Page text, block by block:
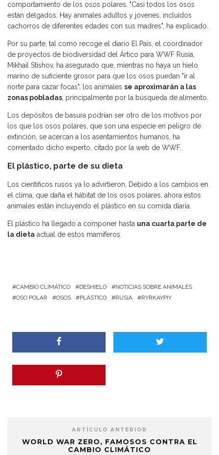
comportamiento de los osos polares. "Casi todos los osos
están delgados. Hay animales adultos y jóvenes, incluidos
cachorros de diferentes edades con sus madres", ha explicado.
Por su parte, tal como recoge el diario El País, el coordinador
de proyectos de biodiversidad del Ártico para WWF Rusia,
Mikhail Stishov, ha asegurado que, mientras no haya un hielo
marino de suficiente grosor para que los osos puedan "ir al
norte para cazar focas", los animales se aproximarán a las
zonas pobladas , principalmente por la búsqueda de alimento.
Los depósitos de basura podrían ser otro de los motivos por
los que los osos polares, que son una especie en peligro de
extinción, se acercan a los asentamientos humanos, ha
comentado dicho experto, citado por la web de WWF.
El plástico, parte de su dieta
Los científicos rusos ya lo advirtieron. Debido a los cambios en
el clima, que daña el hábitat de los osos polares, ahora estos
animales están incluyendo el plástico en su comida diaria.
El plástico ha llegado a componer hasta una cuarta parte de
la dieta actual de estos mamíferos.
CAMBIO CLIMÁTICO DESHIELO
NOTICIAS SOBRE ANIMALES
OSO POLAR
OSOS PLÁSTICO RUSIA RYRKAYPIY
ARTÍCULO ANTERIOR
WORLD WAR ZERO, FAMOSOS CONTRA EL
CAMBIO CLIMÁTICO